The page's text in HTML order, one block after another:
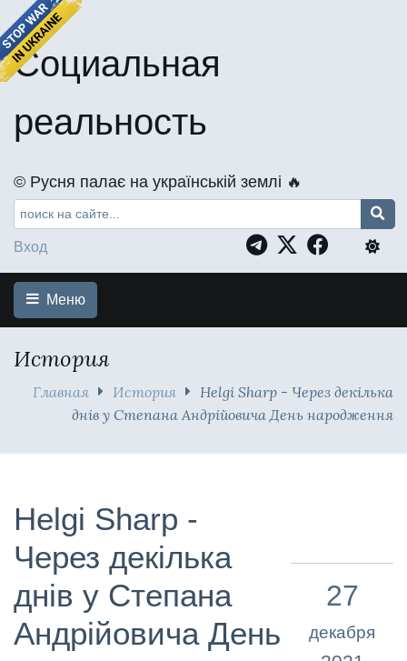
Социальная
реальность
©️ Русня палає на українській землі 🔥
Вход
Меню
История
Главная История
Helgi Sharp - Через декілька
днів у Степана Андрійовича День народження
Helgi Sharp -
Через декілька
днів у Степана
Андрійовича День
27
декабря